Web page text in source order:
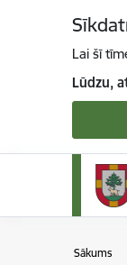
Lai šī
Lūdzu,
Sākums